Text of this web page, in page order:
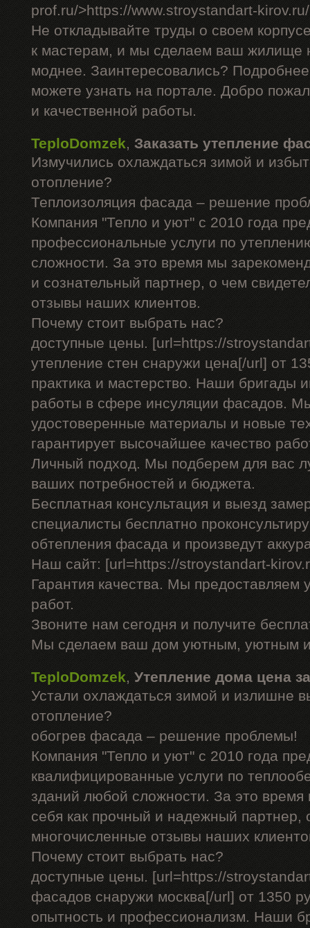
prof.ru/>https://www.stroystandart-
Не откладывайте труды о своем
к мастерам, и мы сделаем ваш жилище
моднее. Заинтересовались?
можете узнать на портале. Добро
и качественной работы.
TeploDomzek, Заказать утепление
Измучились охлаждаться зимой и
отопление?
Теплоизоляция фасада – решение
Компания "Тепло и уют" с 2010 года
профессиональные услуги по
сложности. За это время мы
и сознательный партнер, о чем
отзывы наших клиентов.
Почему стоит выбрать нас?
доступные цены. [url=https://
утепление стен снаружи цена[/url] от
практика и мастерство. Наши бригады
работы в сфере инсуляции фасадов.
удостоверенные материалы и новые
гарантирует высочайшее качество
Личный подход. Мы подберем для вас
ваших потребностей и бюджета.
Бесплатная консультация и выезд
специалисты бесплатно
обтепления фасада и произведут
Наш сайт: [url=https://stroystandart-
Гарантия качества. Мы предоставляем
работ.
Звоните нам сегодня и получите
Мы сделаем ваш дом уютным, уютным
TeploDomzek, Утепление дома цена за
Устали охлаждаться зимой и излишне
отопление?
обогрев фасада – решение проблемы!
Компания "Тепло и уют" с 2010 года
квалифицированные услуги по
зданий любой сложности. За это
себя как прочный и надежный партнер,
многочисленные отзывы наших
Почему стоит выбрать нас?
доступные цены. [url=https://
фасадов снаружи москва[/url] от 1350
опытность и профессионализм. Наши